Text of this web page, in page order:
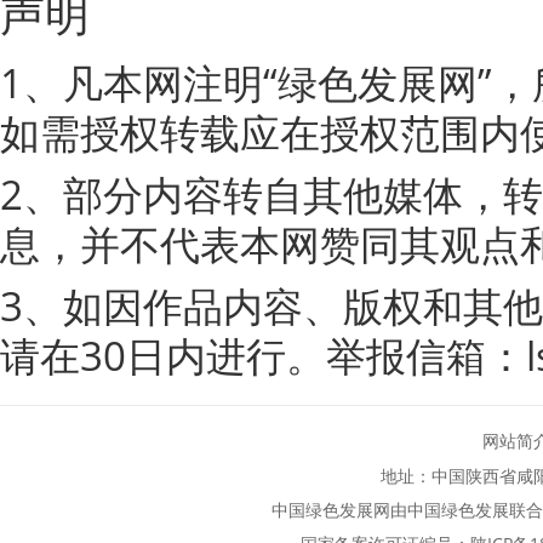
声明
1、凡本网注明“绿色发展网”
如需授权转载应在授权范围内
2、部分内容转自其他媒体，
息，并不代表本网赞同其观点
3、如因作品内容、版权和其
请在30日内进行。举报信箱
网站简
地址：中国陕西省咸
中国绿色发展网由中国绿色发展联